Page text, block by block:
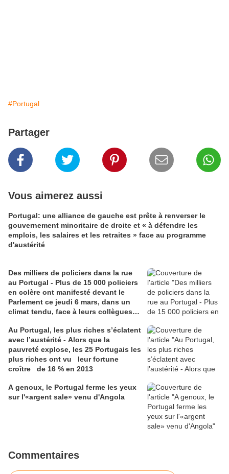
#Portugal
Partager
Vous aimerez aussi
Portugal: une alliance de gauche est prête à renverser le
gouvernement minoritaire de droite et « à défendre les
emplois, les salaires et les retraites » face au programme
d'austérité
Des milliers de policiers dans la rue
au Portugal - Plus de 15 000 policiers
en colère ont manifesté devant le
Parlement ce jeudi 6 mars, dans un
climat tendu, face à leurs collègues
Au Portugal, les plus riches s’éclatent
avec l’austérité - Alors que la
pauvreté explose, les 25 Portugais les
plus riches ont vu leur fortune
croître de 16 % en 2013
A genoux, le Portugal ferme les yeux
sur l'«argent sale» venu d'Angola
Commentaires